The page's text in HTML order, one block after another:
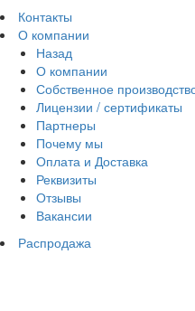
Контакты
О компании
Назад
О компании
Собственное
Лицензии / сертификаты
Партнеры
Почему мы
Оплата и Доставка
Реквизиты
Отзывы
Вакансии
Распродажа